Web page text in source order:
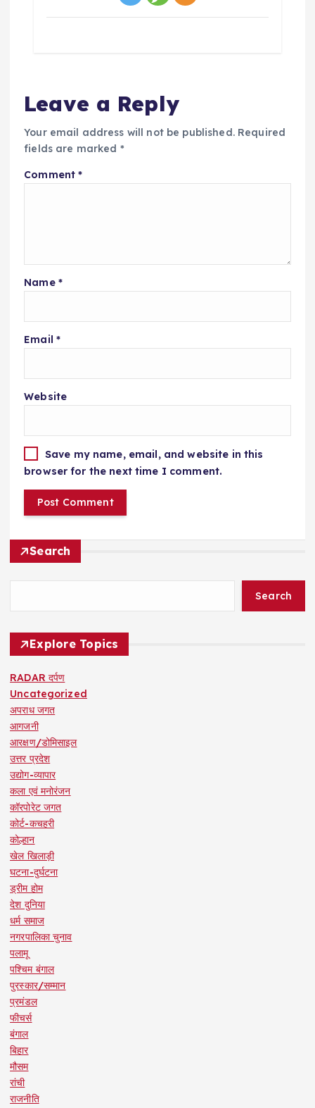
Leave a Reply
Your email address will not be published. Required
fields are marked *
Comment*
Name *
Email *
Website
Save my name, email, and website in this
browser for the next time I comment.
Search
Search
Explore Topics
RADAR दर्पण
Uncategorized
अपराध जगत
आगजनी
आरक्षण/डोमिसाइल
उत्तर प्रदेश
उद्योग-व्यापार
कला एवं मनोरंजन
कॉरपोरेट जगत
कोर्ट-कचहरी
कोल्हान
खेल खिलाड़ी
घटना-दुर्घटना
ड्रीम होम
देश दुनिया
धर्म समाज
नगरपालिका चुनाव
पलामू
पश्चिम बंगाल
पुरस्कार/सम्मान
प्रमंडल
फीचर्स
बंगाल
बिहार
मौसम
रांची
राजनीति